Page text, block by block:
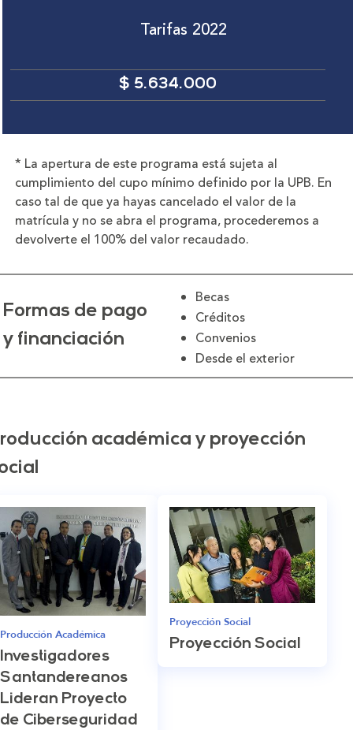
Tarifas 2022
$ 5.634.000
* La apertura de este programa está sujeta al
cumplimiento del cupo mínimo definido por la UPB. En
caso tal de que ya hayas cancelado el valor de la
matrícula y no se abra el programa, procederemos a
devolverte el 100% del valor recaudado.
Formas de pago
y financiación
Becas
Créditos
Convenios
Desde el exterior
académica y proyección
Producción Académica
Investigadores
Santandereanos
Lideran Proyecto
de Ciberseguridad
Proyección Social
Proyección Social